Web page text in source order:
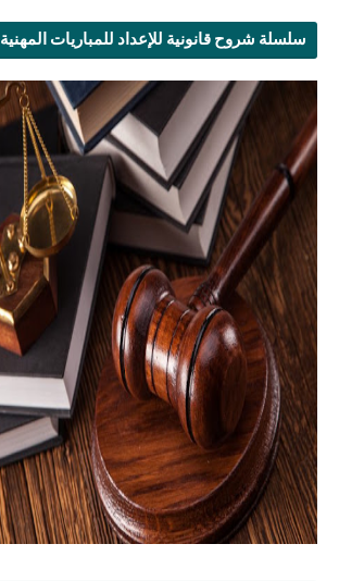
سلسلة شروح قانونية للإعداد للمباريات المهنية